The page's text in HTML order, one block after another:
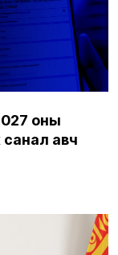
оны
санал авч